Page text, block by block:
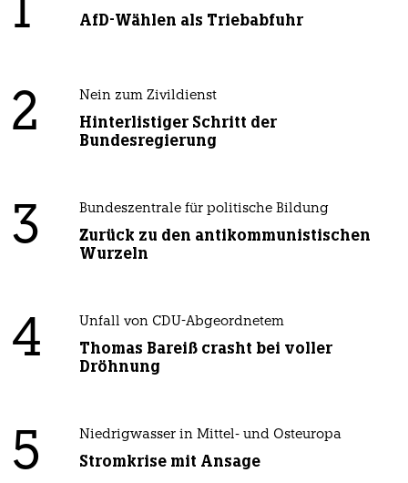
1 AfD-Wählen als Triebabfuhr
2 Nein zum Zivildienst
Hinterlistiger Schritt der
Bundesregierung
3 Bundeszentrale für politische Bildung
Zurück zu den antikommunistischen
Wurzeln
4 Unfall von CDU-Abgeordnetem
Thomas Bareiß crasht bei voller
Dröhnung
5 Niedrigwasser in Mittel- und Osteuropa
Stromkrise mit Ansage